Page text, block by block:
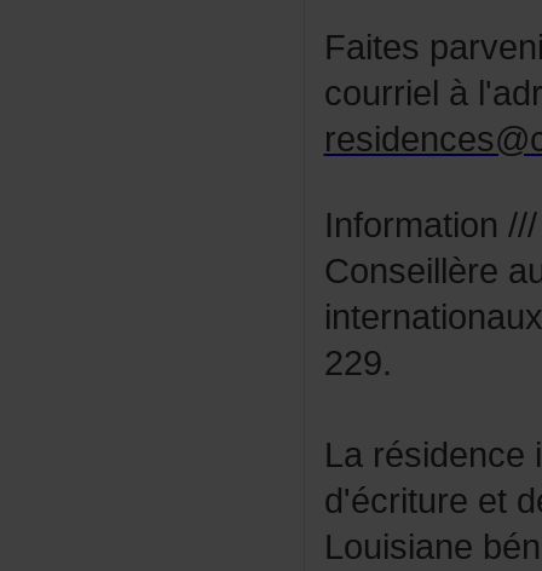
229.